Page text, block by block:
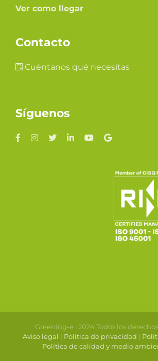
Ver como llegar
Contacto
Cuéntanos qué necesitas
Síguenos
Greening-e · 2024 Todos los
Aviso legal | Política de privacidad |
Política de calidad y medio